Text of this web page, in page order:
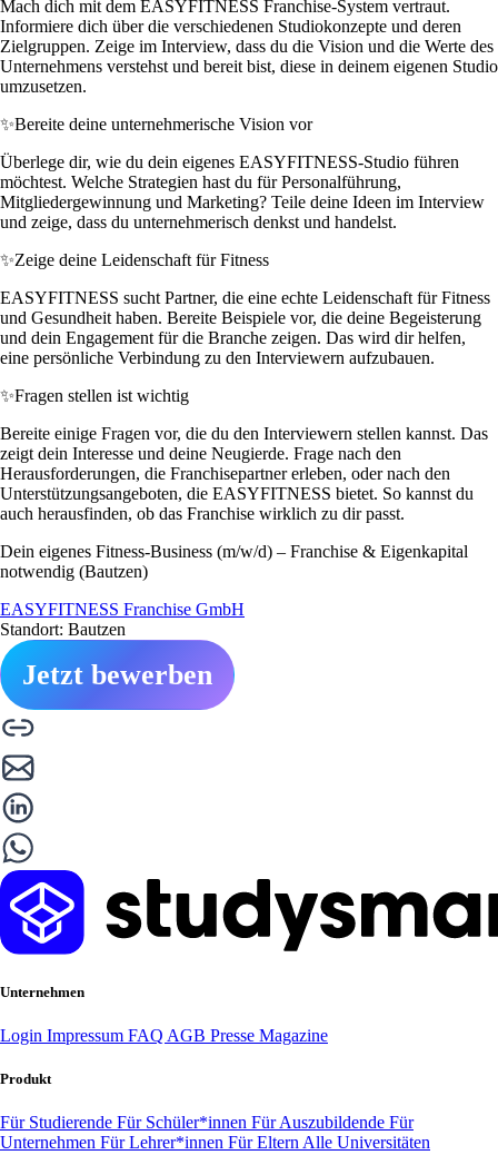
Mach dich mit dem EASYFITNESS Franchise-System vertraut.
Informiere dich über die verschiedenen Studiokonzepte und deren
Zielgruppen. Zeige im Interview, dass du die Vision und die Werte des
Unternehmens verstehst und bereit bist, diese in deinem eigenen Studio
umzusetzen.
✨Bereite deine unternehmerische Vision vor
Überlege dir, wie du dein eigenes EASYFITNESS-Studio führen
möchtest. Welche Strategien hast du für Personalführung,
Mitgliedergewinnung und Marketing? Teile deine Ideen im Interview
und zeige, dass du unternehmerisch denkst und handelst.
✨Zeige deine Leidenschaft für Fitness
EASYFITNESS sucht Partner, die eine echte Leidenschaft für Fitness
und Gesundheit haben. Bereite Beispiele vor, die deine Begeisterung
und dein Engagement für die Branche zeigen. Das wird dir helfen,
eine persönliche Verbindung zu den Interviewern aufzubauen.
✨Fragen stellen ist wichtig
Bereite einige Fragen vor, die du den Interviewern stellen kannst. Das
zeigt dein Interesse und deine Neugierde. Frage nach den
Herausforderungen, die Franchisepartner erleben, oder nach den
Unterstützungsangeboten, die EASYFITNESS bietet. So kannst du
auch herausfinden, ob das Franchise wirklich zu dir passt.
Dein eigenes Fitness-Business (m/w/d) – Franchise & Eigenkapital
notwendig (Bautzen)
EASYFITNESS Franchise GmbH
Standort: Bautzen
Jetzt bewerben
Unternehmen
Login Impressum FAQ AGB Presse Magazine
Produkt
Für Studierende Für Schüler*innen Für Auszubildende Für
Unternehmen Für Lehrer*innen Für Eltern Alle Universitäten